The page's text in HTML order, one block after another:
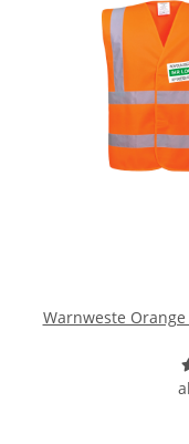
Warnweste